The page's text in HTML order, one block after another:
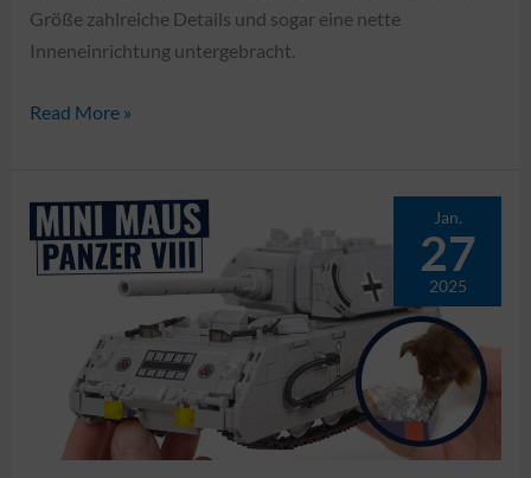
Größe zahlreiche Details und sogar eine nette
Inneneinrichtung untergebracht.
Quan
–
BT-
7
Read More »
Jan.
27
2025